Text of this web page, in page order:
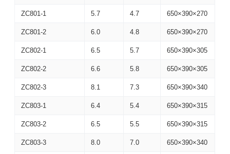
ZC801-1 5.7 4.7 650×390×270
ZC801-2 6.0 4.8 650×390×270
ZC802-1 6.5 5.7 650×390×305
ZC802-2 6.6 5.8 650×390×305
ZC802-3 8.1 7.3 650×390×340
ZC803-1 6.4 5.4 650×390×315
ZC803-2 6.5 5.5 650×390×315
ZC803-3 8.0 7.0 650×390×340